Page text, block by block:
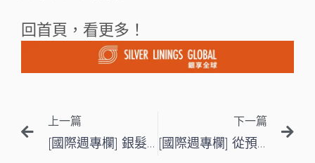
回首頁，看更多！
上一篇
[國際週專欄] 銀髮服務再進化:「智慧科技」與「整合服務」的明天？ — 專訪弘道林依瑩執行長
下一篇
[國際週專欄] 從預防、醫療到照顧的「一站式整合服務」計畫 — 專訪李玉春教授